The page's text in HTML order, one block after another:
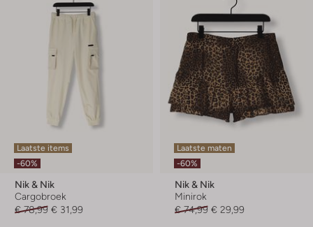
Laatste items
-60%
Nik & Nik
Cargobroek
€ 78,99 € 31,99
Laatste maten
-60%
Nik & Nik
Minirok
€ 74,99 € 29,99